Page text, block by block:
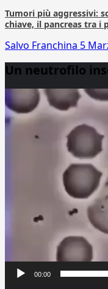
Tumori più aggressivi:
chiave, il pancreas tra i
Salvo Franchina 5
Un neutrofilo
Player
00:00